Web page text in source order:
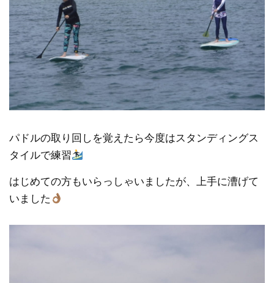
パドルの取り回しを覚えたら今度はスタンディングス
タイルで練習
はじめての方もいらっしゃいましたが、上手に漕げて
いました